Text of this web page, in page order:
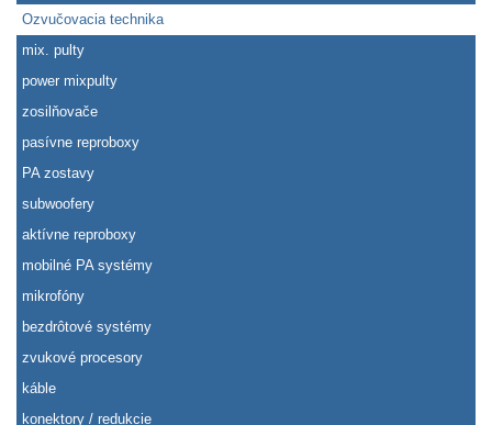
Ozvučovacia technika
mix. pulty
power mixpulty
zosilňovače
pasívne reproboxy
PA zostavy
subwoofery
aktívne reproboxy
mobilné PA systémy
mikrofóny
bezdrôtové systémy
zvukové procesory
káble
konektory / redukcie